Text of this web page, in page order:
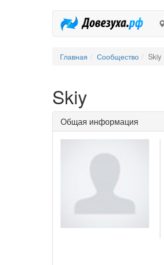
Главная Сообщество Skiy
Skiy
Общая информация